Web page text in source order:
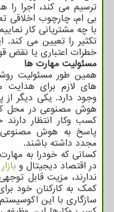
ترسیم می کند، اجرا را
بی ام، چارچوب اخلاقی
با چه مشتریانی کار
تکثیر را تعیین می کند.
خطرات اعتباری یا نقض
مسئولیت مهارت ها
همین طور مسئولیت
های لازم برای
وجود دارد. یکی دیگر
کسب وکار انتظار
پاسخ به هوش مصنوعی
مجدد داشته باشند.
کسانی که خودرا به
در اقتصاد دیجیتال و بازار
ندارند، مزیت قابل
کمک به کارکنان خود
سازگاری با این